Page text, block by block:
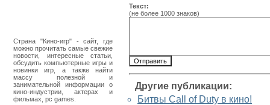
Страна "Кино-игр" - сайт, где
можно прочитать самые свежие
новости, интересные статьи,
обсудить компьютерные игры и
новинки игр, а также найти
массу полезной и
занимательной информации о
кино-индустрии, актерах и
фильмах, pc games.
Текст:
(не более 1000 знаков)
Другие публикации:
Битвы Call of Duty в кино!